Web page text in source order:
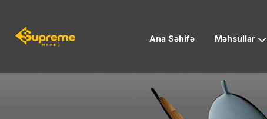
Ana Səhifə Məhsullar